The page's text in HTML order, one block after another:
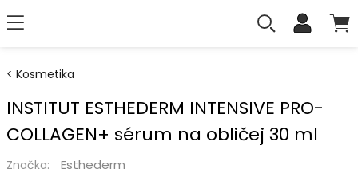
Kosmetika
INSTITUT ESTHEDERM INTENSIVE PRO-
COLLAGEN+ sérum na obličej 30 ml
Značka: Esthederm